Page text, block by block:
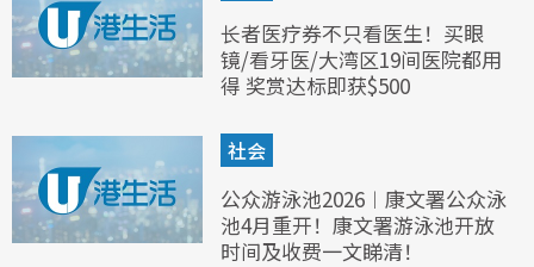
长者医疗券不只看医生！买眼
镜/看牙医/大湾区19间医院都用
得 奖赏达标即获$500
社会
公众游泳池2026︱康文署公众泳
池4月重开！康文署游泳池开放
时间及收费一文睇清！